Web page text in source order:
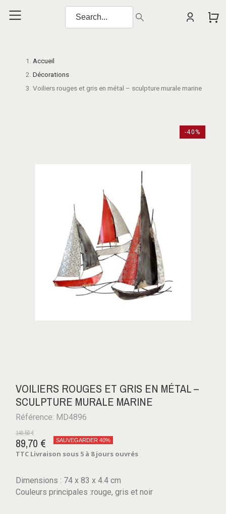
Accueil
Décorations
Voiliers rouges et gris en métal – sculpture murale marine
-40%
VOILIERS ROUGES ET GRIS EN MÉTAL –
SCULPTURE MURALE MARINE
Référence: MD4896
149,50 €
89,70 € SAUVEGARDER 40%
TTC Livraison sous 5 à 8 jours ouvrés
Dimensions : 74 x 83 x 4.4 cm
Couleurs principales :rouge, gris et noir